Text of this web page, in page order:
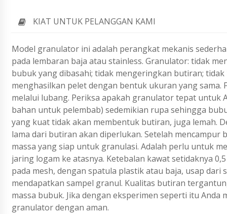
KIAT UNTUK PELANGGAN KAMI
Model granulator ini adalah perangkat mekanis
pada lembaran baja atau stainless. Granulator: tidak
bubuk yang dibasahi; tidak mengeringkan butiran;
menghasilkan pelet dengan bentuk ukuran yang
melalui lubang. Periksa apakah granulator tepat untuk
bahan untuk pelembab) sedemikian rupa sehingga
yang kuat tidak akan membentuk butiran, juga lemah.
lama dari butiran akan diperlukan. Setelah mencampur
massa yang siap untuk granulasi. Adalah perlu untuk
jaring logam ke atasnya. Ketebalan kawat setidaknya
pada mesh, dengan spatula plastik atau baja, usap dari
mendapatkan sampel granul. Kualitas butiran
massa bubuk. Jika dengan eksperimen seperti itu
granulator dengan aman.